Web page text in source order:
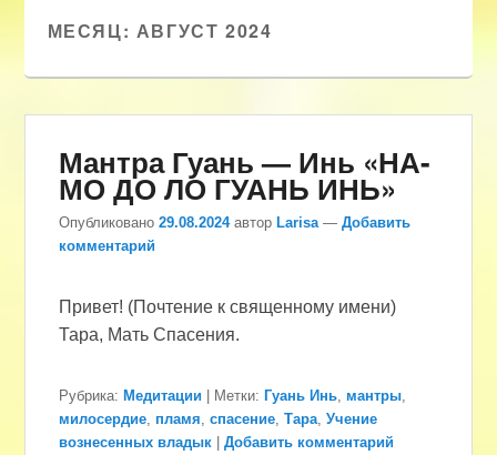
МЕСЯЦ: АВГУСТ 2024
Мантра Гуань — Инь «НА-
МО ДО ЛО ГУАНЬ ИНЬ»
Опубликовано29.08.2024 автор Larisa —Добавить
комментарий
Привет! (Почтение к священному имени)
Тара, Мать Спасения.
Рубрика: Медитации Метки: Гуань Инь мантры
милосердие пламя ,спасение ,Тара ,Учение
вознесенных владык
|Добавить комментарий